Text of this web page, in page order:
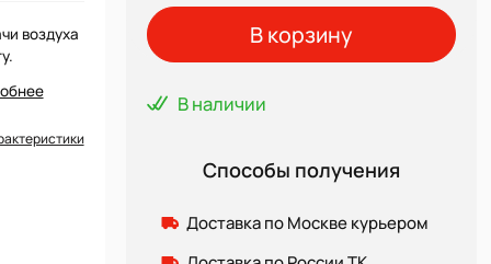
воздуха
В корзину
В наличии
Способы получения
Доставка по Москве курьером